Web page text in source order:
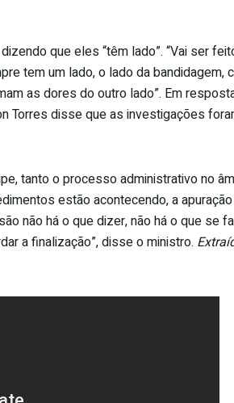
que eles “têm lado”. “Vai ser
tem um lado, o lado da bandidagem,
as dores do outro lado”. Em
Torres disse que as investigações
tanto o processo administrativo no
estão acontecendo, a
não há o que dizer, não há o que se
a finalização”, disse o ministro.